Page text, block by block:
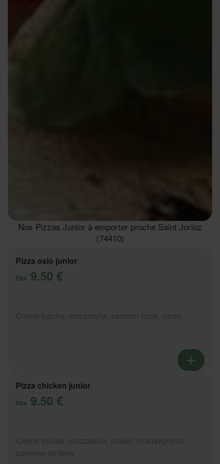
Nos Pizzas Junior à emporter proche Saint Jorioz
(74410)
Pizza oslo junior
Dès 9.50 €
Pizza chicken junior
Dès 9.50 €